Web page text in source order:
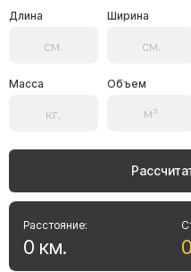
Длина Ширина
Масса Объем
0
Расстояние:
0 км.